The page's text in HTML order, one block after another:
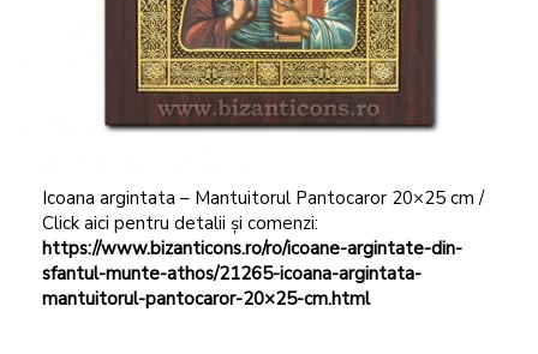
Icoana argintata – Mantuitorul Pantocaror 20×25 cm /
Click aici pentru detalii și comenzi:
https://www.bizanticons.ro/ro/icoane-argintate-din-
sfantul-munte-athos/21265-icoana-argintata-
mantuitorul-pantocaror-20×25-cm.html